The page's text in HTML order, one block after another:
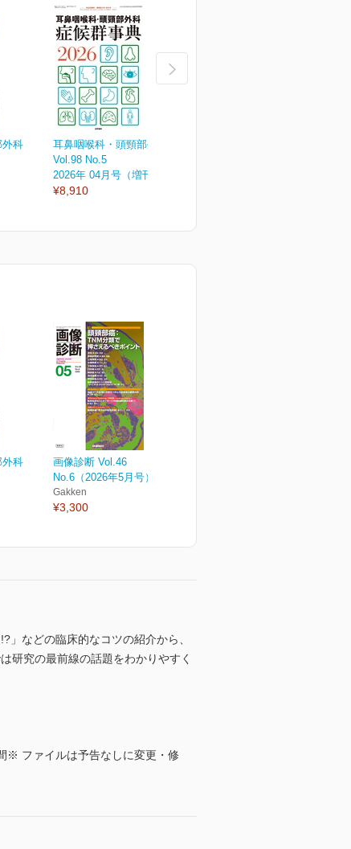
外科
耳鼻咽喉科・頭頸部外科
Vol.98 No.5
2026年 04月号（増刊号）
¥8,910
外科
画像診断 Vol.46
No.6（2026年5月号）
Gakken
¥3,300
などの臨床的なコツの紹介から、
研究の最前線の話題をわかりやすく
※ ファイルは予告なしに変更・修